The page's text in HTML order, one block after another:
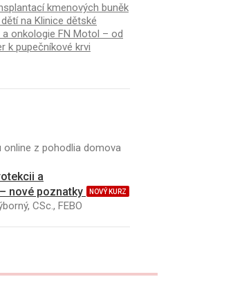
kmenových buněk
na Klinice dětské
onkologie FN Motol – od
k pupečníkové krvi
online z pohodlia domova
a
nové poznatky
NOVÝ KURZ
CSc., FEBO